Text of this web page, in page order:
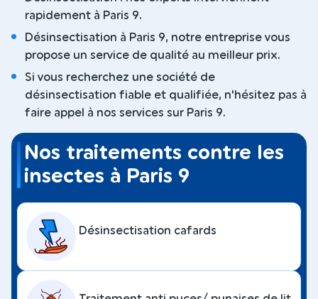
rapidement à Paris 9.
Désinsectisation à Paris 9, notre entreprise vous
propose un service de qualité au meilleur prix.
Si vous recherchez une société de
désinsectisation fiable et qualifiée, n'hésitez pas à
faire appel à nos services sur Paris 9.
Nos traitements contre les
insectes à Paris 9
Désinsectisation cafards